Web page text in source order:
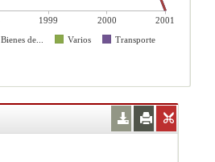
1999 2000
2001
Bienes de... Varios
Transporte